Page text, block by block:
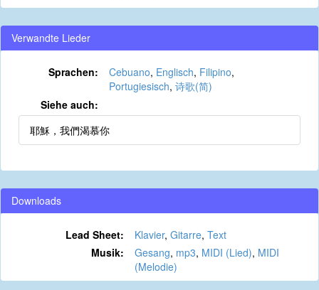
Verwandte Lieder
Sprachen: Cebuano, Englisch, Filipino,
Portugiesisch, 诗歌(简)
Siehe auch:
耶穌，我們渴慕你
Downloads
Lead Sheet: Klavier, Gitarre, Text
Musik:
Gesang, mp3, MIDI (Lied), MIDI
(Melodie)